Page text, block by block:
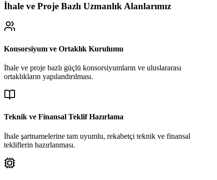
İhale ve Proje Bazlı Uzmanlık Alanlarımız
Konsorsiyum ve Ortaklık Kurulumu
İhale ve proje bazlı güçlü konsorsiyumların ve uluslararası
ortaklıkların yapılandırılması.
Teknik ve Finansal Teklif Hazırlama
İhale şartnamelerine tam uyumlu, rekabetçi teknik ve finansal
tekliflerin hazırlanması.